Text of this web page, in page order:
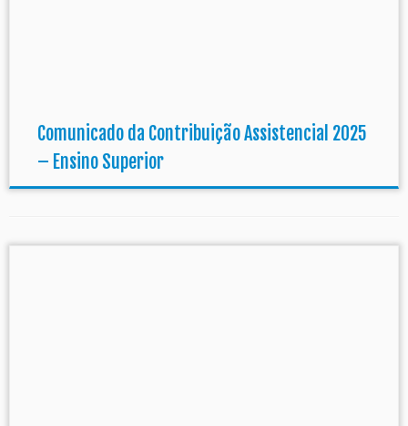
Comunicado da Contribuição Assistencial 2025
– Ensino Superior